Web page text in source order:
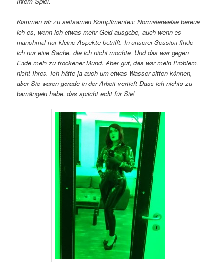
Kommen wir zu seltsamen Komplimenten: Normalerweise bereue
ich es, wenn ich etwas mehr Geld ausgebe, auch wenn es
manchmal nur kleine Aspekte betrifft. In unserer Session finde
ich nur eine Sache, die ich nicht mochte. Und das war gegen
Ende mein zu trockener Mund. Aber gut, das war mein Problem,
nicht Ihres. Ich hätte ja auch um etwas Wasser bitten können,
aber Sie waren gerade in der Arbeit vertieft Dass ich nichts zu
bemängeln habe, das spricht echt für Sie!